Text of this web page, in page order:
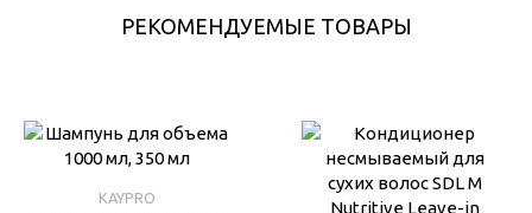
РЕКОМЕНДУЕМЫЕ ТОВАРЫ
KAYPRO